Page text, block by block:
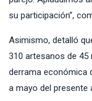
su participación”,
Asimismo, detalló
310 artesanos de
derrama económica
a mayo del presente